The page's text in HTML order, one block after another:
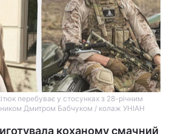
перебуває у стосунках з 28-річним
Дмитром Бабчуком / колаж УНІАН
коханому смачний